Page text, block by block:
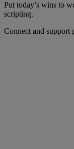
Put today’s wins to
scripting.
Connect and support